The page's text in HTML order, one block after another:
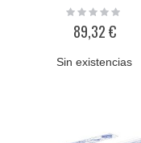
Rating:
89,32 €
Sin existencias